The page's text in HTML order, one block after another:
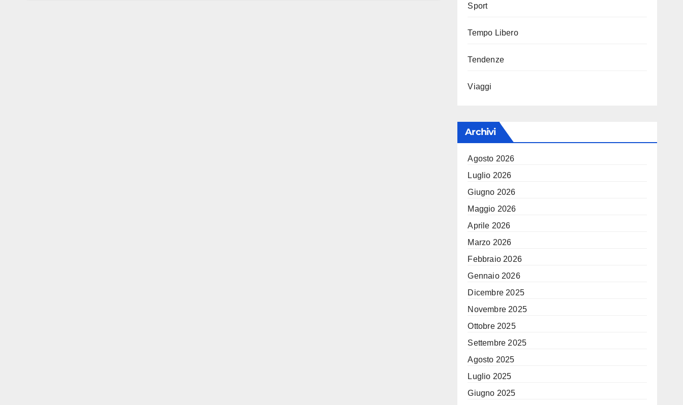
Sport
Tempo Libero
Tendenze
Viaggi
Archivi
Agosto 2026
Luglio 2026
Giugno 2026
Maggio 2026
Aprile 2026
Marzo 2026
Febbraio 2026
Gennaio 2026
Dicembre 2025
Novembre 2025
Ottobre 2025
Settembre 2025
Agosto 2025
Luglio 2025
Giugno 2025